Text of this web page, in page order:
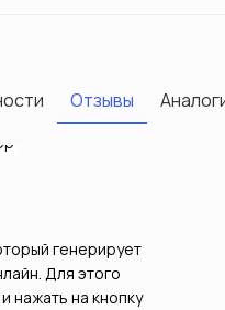
Отзывы
генерирует
Для этого
нажать на кнопку